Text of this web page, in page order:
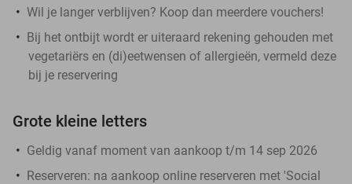
Wil je langer verblijven? Koop dan meerdere vouchers!
Bij het ontbijt wordt er uiteraard rekening gehouden met
vegetariërs en (di)eetwensen of allergieën, vermeld deze
bij je reservering
Grote kleine letters
Geldig vanaf moment van aankoop t/m 14 sep 2026
Reserveren: na aankoop online reserveren met 'Social